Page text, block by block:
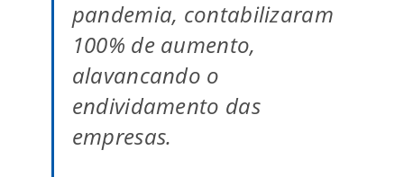
pandemia, contabilizaram
100% de aumento,
alavancando o
endividamento das
empresas.